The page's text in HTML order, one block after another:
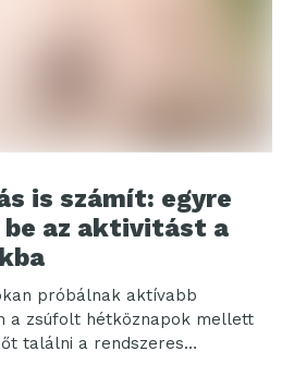
is számít: egyre
az aktivitást a
próbálnak aktívabb
a zsúfolt hétköznapok mellett
találni a rendszeres